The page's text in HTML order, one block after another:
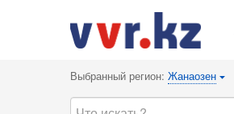
Выбранный регион: Жанаозен {